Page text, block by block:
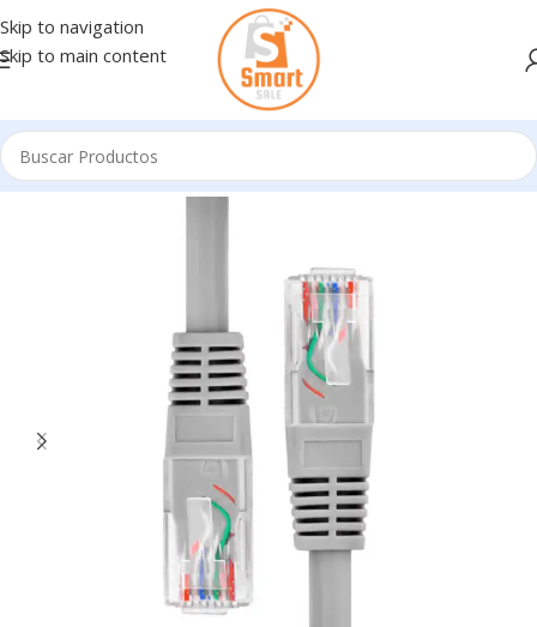
Skip to navigation
Skip to main content
Inicio/Conectividad Pasiva/CABLES DE RED